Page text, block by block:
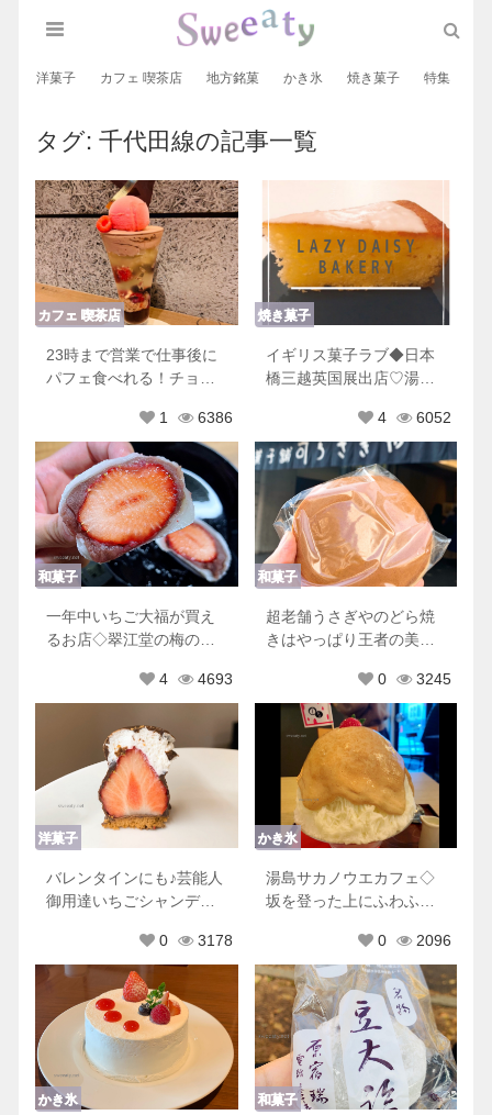
洋菓子 カフェ 喫茶店 地方銘菓 かき氷 焼き菓子 特集
タグ: 千代田線の記事一覧
カフェ 喫茶店
23時まで営業で仕事後に
パフェ食べれる！チョコ
1
6386
焼き菓子
イギリス菓子ラブ◆日本
橋三越英国展出店♡湯島
4 6052
和菓子
一年中いちご大福が買え
るお店◇翠江堂の梅のお
4 4693
和菓子
超老舗うさぎやのどら焼
きはやっぱり王者の美味
0
3245
洋菓子
バレンタインにも♪芸能人
御用達いちごシャンデ♡
0
3178
かき氷
湯島サカノウエカフェ◇
坂を登った上にふわふわ
0 2096
かき氷 和菓子